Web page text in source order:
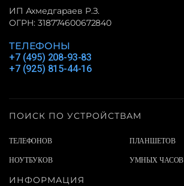
ИП Ахмедгараев Р.З.
ОГРН: 318774600672840
ТЕЛЕФОНЫ
+7 (495) 208-93-83
+7 (925) 815-44-16
ПОИСК ПО УСТРОЙСТВАМ
ТЕЛЕФОНОВ ПЛАНШЕТОВ
НОУТБУКОВ УМНЫХ ЧАСОВ
ИНФОРМАЦИЯ